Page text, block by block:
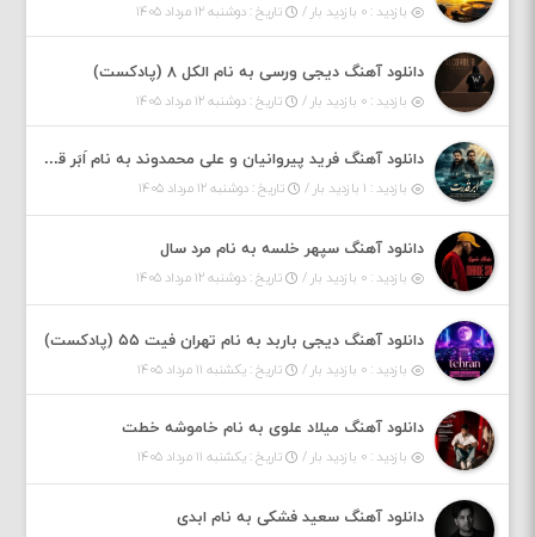
بازدید : ۰ بازدید بار / تاریخ : دوشنبه ۱۲ مرداد ۱۴۰۵
دانلود آهنگ دیجی ورسی به نام الکل ۸ (پادکست)
بازدید : ۰ بازدید بار / تاریخ : دوشنبه ۱۲ مرداد ۱۴۰۵
دانلود آهنگ فرید پیروانیان و علی محمدوند به نام اَبَر قدرت
بازدید : ۱ بازدید بار / تاریخ : دوشنبه ۱۲ مرداد ۱۴۰۵
دانلود آهنگ سپهر خلسه به نام مرد سال
بازدید : ۰ بازدید بار / تاریخ : دوشنبه ۱۲ مرداد ۱۴۰۵
دانلود آهنگ دیجی باربد به نام تهران فیت ۵۵ (پادکست)
بازدید : ۰ بازدید بار / تاریخ : یکشنبه ۱۱ مرداد ۱۴۰۵
دانلود آهنگ میلاد علوی به نام خاموشه خطت
بازدید : ۰ بازدید بار / تاریخ : یکشنبه ۱۱ مرداد ۱۴۰۵
دانلود آهنگ سعید فشکی به نام ابدی